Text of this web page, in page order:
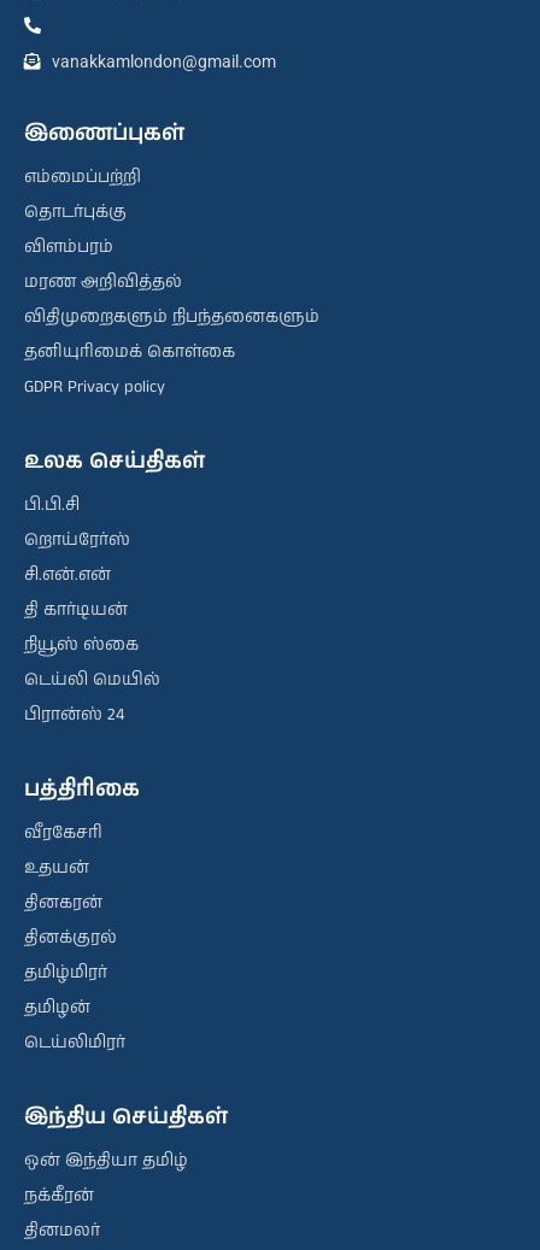
vanakkamlondon@gmail.com
இணைப்புகள்
எம்மைப்பற்றி
தொடர்புக்கு
விளம்பரம்
மரண அறிவித்தல்
விதிமுறைகளும் நிபந்தனைகளும்
தனியுரிமைக் கொள்கை
GDPR Privacy policy
உலக செய்திகள்
பி.பி.சி
றொய்ரேர்ஸ்
சி.என்.என்
தி கார்டியன்
நியூஸ் ஸ்கை
டெய்லி மெயில்
பிரான்ஸ் 24
பத்திரிகை
வீரகேசரி
உதயன்
தினகரன்
தினக்குரல்
தமிழ்மிரர்
தமிழன்
டெய்லிமிரர்
இந்திய செய்திகள்
ஒன் இந்தியா தமிழ்
நக்கீரன்
தினமலர்